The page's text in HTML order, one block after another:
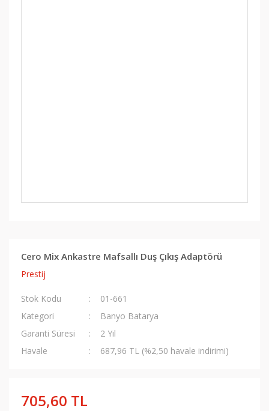
Cero Mix Ankastre Mafsallı Duş Çıkış Adaptörü
Prestij
Stok Kodu
01-661
Kategori
Banyo Batarya
Garanti Süresi
2 Yıl
Havale
687,96 TL (%2,50 havale indirimi)
705,60 TL